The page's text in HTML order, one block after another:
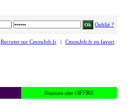
Oublié ?
Recruter sur CmonJob.fr | CmonJob.fr en favori
Déposez une OFFRE